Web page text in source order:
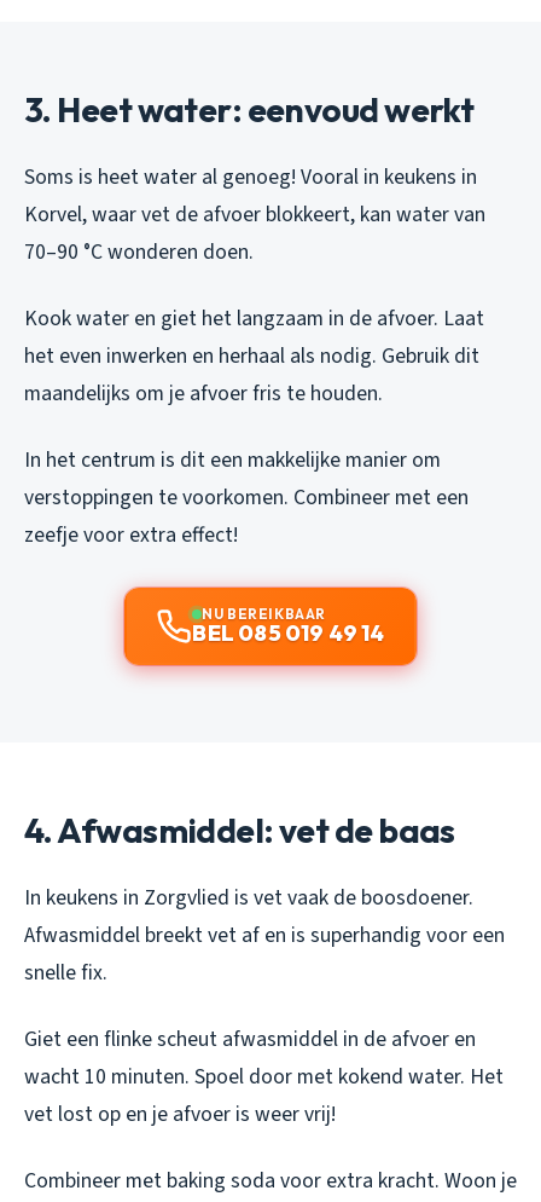
3. Heet water: eenvoud werkt
Soms is heet water al genoeg! Vooral in keukens in
Korvel, waar vet de afvoer blokkeert, kan water van
70–90 °C wonderen doen.
Kook water en giet het langzaam in de afvoer. Laat
het even inwerken en herhaal als nodig. Gebruik dit
maandelijks om je afvoer fris te houden.
In het centrum is dit een makkelijke manier om
verstoppingen te voorkomen. Combineer met een
zeefje voor extra effect!
NU BEREIKBAAR
BEL 085 019 49 14
4. Afwasmiddel: vet de baas
In keukens in Zorgvlied is vet vaak de boosdoener.
Afwasmiddel breekt vet af en is superhandig voor een
snelle fix.
Giet een flinke scheut afwasmiddel in de afvoer en
wacht 10 minuten. Spoel door met kokend water. Het
vet lost op en je afvoer is weer vrij!
Combineer met baking soda voor extra kracht. Woon je